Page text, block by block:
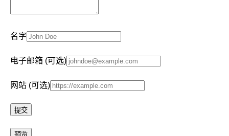
名字
电子邮箱 (可选)
网站 (可选)